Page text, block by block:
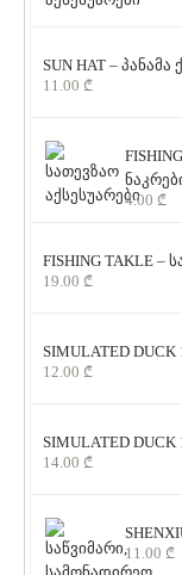
SUN HAT – პანამა
11.00 ₾
4.00 ₾
FISHING TAKLE
19.00 ₾
SIMULATED
12.00 ₾
SIMULATED
14.00 ₾
11.00 ₾